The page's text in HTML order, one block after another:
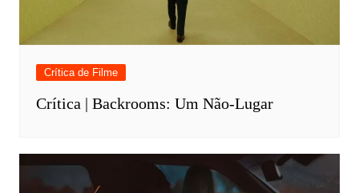
Crítica de Filme
Crítica | Backrooms: Um Não-Lugar